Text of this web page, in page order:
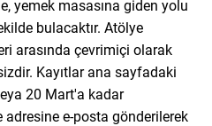
yemek masasına giden yolu
bulacaktır. Atölye
arasında çevrimiçi olarak
Kayıtlar ana sayfadaki
20 Mart'a kadar
e-posta gönderilerek